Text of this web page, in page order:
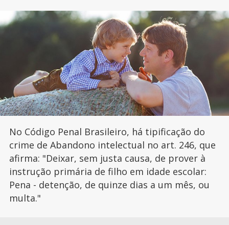
No Código Penal Brasileiro, há tipificação do
crime de Abandono intelectual no art. 246, que
afirma: "Deixar, sem justa causa, de prover à
instrução primária de filho em idade escolar:
Pena - detenção, de quinze dias a um mês, ou
multa."